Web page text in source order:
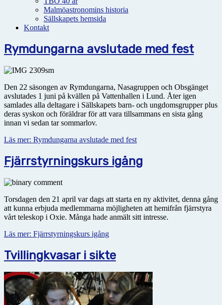
Malmöastronomins historia
Sällskapets hemsida
Kontakt
Rymdungarna avslutade med fest
Den 22 säsongen av Rymdungarna, Nasagruppen och Obsgänget
avslutades 1 juni på kvällen på Vattenhallen i Lund. Åter igen
samlades alla deltagare i Sällskapets barn- och ungdomsgrupper plus
deras syskon och föräldrar för att vara tillsammans en sista gång
innan vi sedan tar sommarlov.
Läs mer: Rymdungarna avslutade med fest
Fjärrstyrningskurs igång
Torsdagen den 21 april var dags att starta en ny aktivitet, denna gång
att kunna erbjuda medlemmarna möjligheten att hemifrån fjärrstyra
vårt teleskop i Oxie. Många hade anmält sitt intresse.
Läs mer: Fjärrstyrningskurs igång
Tvillingkvasar i sikte